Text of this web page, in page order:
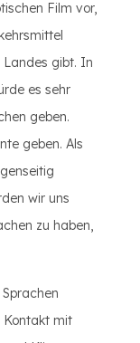
Film vor,
Landes gibt. In
es sehr
geben.
geben. Als
wir uns
zu haben,
Kontakt mit